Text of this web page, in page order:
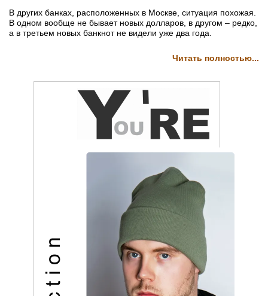
В других банках, расположенных в Москве, ситуация похожая.
В одном вообще не бывает новых долларов, в другом – редко,
а в третьем новых банкнот не видели уже два года.
Читать полностью...